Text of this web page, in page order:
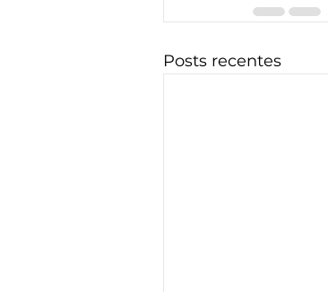
Posts recentes